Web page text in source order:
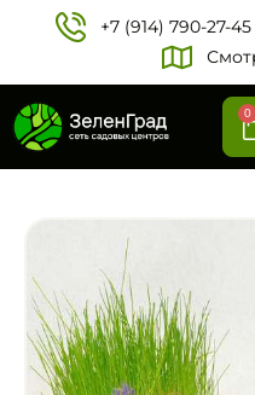
+7 (914) 790-27-45‬
0